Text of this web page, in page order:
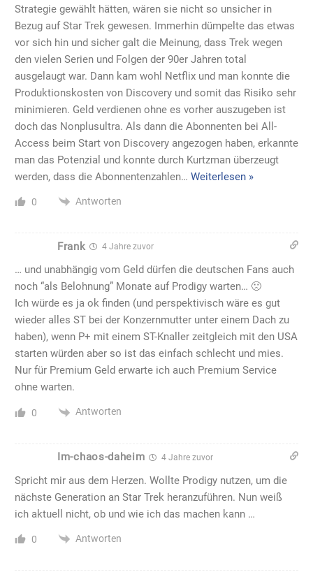
Strategie gewählt hätten, wären sie nicht so unsicher in
Bezug auf Star Trek gewesen. Immerhin dümpelte das etwas
vor sich hin und sicher galt die Meinung, dass Trek wegen
den vielen Serien und Folgen der 90er Jahren total
ausgelaugt war. Dann kam wohl Netflix und man konnte die
Produktionskosten von Discovery und somit das Risiko sehr
minimieren. Geld verdienen ohne es vorher auszugeben ist
doch das Nonplusultra. Als dann die Abonnenten bei All-
Access beim Start von Discovery angezogen haben, erkannte
man das Potenzial und konnte durch Kurtzman überzeugt
werden, dass die Abonnentenzahlen… Weiterlesen »
0 Antworten
Frank 4 Jahre zuvor
… und unabhängig vom Geld dürfen die deutschen Fans auch
noch “als Belohnung” Monate auf Prodigy warten… 🙁
Ich würde es ja ok finden (und perspektivisch wäre es gut
wieder alles ST bei der Konzernmutter unter einem Dach zu
haben), wenn P+ mit einem ST-Knaller zeitgleich mit den USA
starten würden aber so ist das einfach schlecht und mies.
Nur für Premium Geld erwarte ich auch Premium Service
ohne warten.
0 Antworten
Im-chaos-daheim 4 Jahre zuvor
Spricht mir aus dem Herzen. Wollte Prodigy nutzen, um die
nächste Generation an Star Trek heranzuführen. Nun weiß
ich aktuell nicht, ob und wie ich das machen kann …
0 Antworten